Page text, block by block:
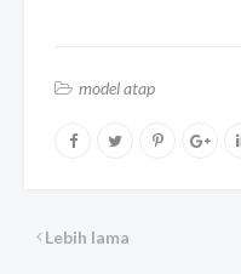
model atap
Lebih lama